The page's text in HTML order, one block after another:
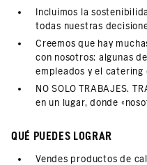
Incluimos la
todas nuestras
Creemos que hay
con nosotros: algunas
empleados y el catering
NO SOLO TRABAJES.
en un lugar, donde
QUÉ PUEDES LOGRAR
Vendes productos de